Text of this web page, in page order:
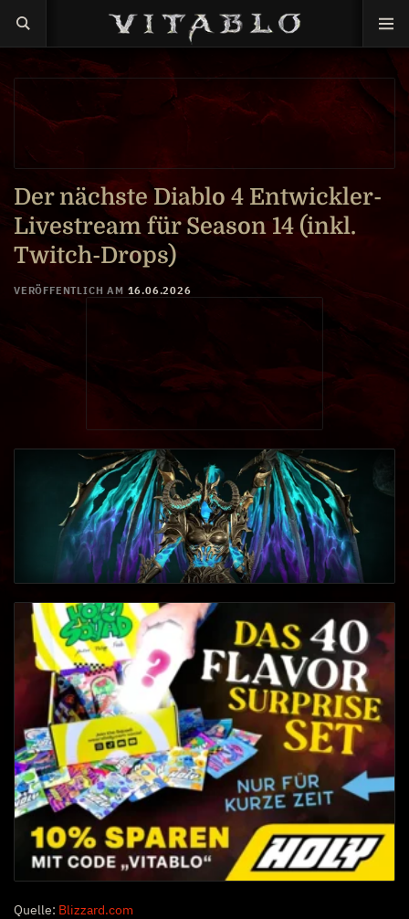
Der nächste Diablo 4 Entwickler-
Livestream für Season 14 (inkl.
Twitch-Drops)
VERÖFFENTLICH AM 16.06.2026
Quelle: Blizzard.com